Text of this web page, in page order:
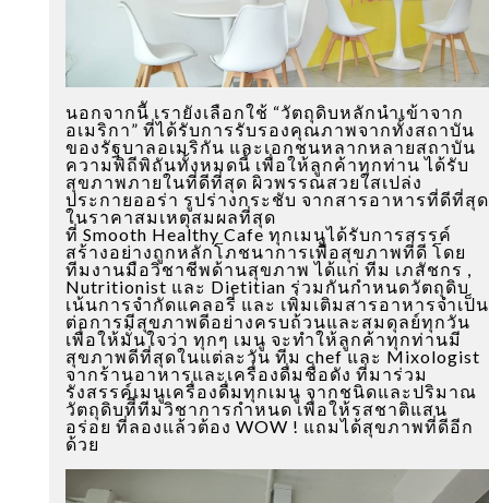
นอกจากนีั เรายังเลือกใช้ “วัตถุดิบหลักนำเข้าจาก
อเมริกา” ที่ได้รับการรับรองคุณภาพจากทั้งสถาบัน
ของรัฐบาลอเมริกัน และเอกชนหลากหลายสถาบัน
ความพิถีพิถันทั้งหมดนี้ เพื่อให้ลูกค้าทุกท่าน ได้รับ
สุขภาพภายในที่ดีที่สุด ผิวพรรณสวยใสเปล่ง
ประกายออร่า รูปร่างกระชับ จากสารอาหารที่ดีที่สุด
ในราคาสมเหตุสมผลที่สุด
ที่ Smooth Healthy Cafe ทุกเมนูได้รับการสรรค์
สร้างอย่างถูกหลักโภชนาการเพื่อสุขภาพที่ดี โดย
ทีมงานมือวิชาชีพด้านสุขภาพ ได้แก่ ทีม เภสัชกร ,
Nutritionist และ Dietitian ร่วมกันกำหนดวัตถุดิบ
เน้นการจำกัดแคลอรี่ และ เพิ่มเติมสารอาหารจำเป็น
ต่อการมีสุขภาพดีอย่างครบถ้วนและสมดุลย์ทุกวัน
เพื่อให้มั่นใจว่า ทุกๆ เมนู จะทำให้ลูกค้าทุกท่านมี
สุขภาพดีที่สุดในแต่ละวัน ทีม chef และ Mixologist
จากร้านอาหารและเครื่องดื่มชื่อดัง ที่มาร่วม
รังสรรค์เมนูเครื่องดื่มทุกเมนู จากชนิดและปริมาณ
วัตถุดิบทีีทีมวิชาการกำหนด เพื่อให้รสชาติแสน
อร่อย ที่ลองแล้วต้อง WOW ! แถมได้สุขภาพที่ดีอีก
ด้วย